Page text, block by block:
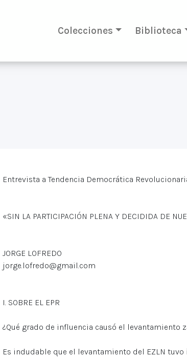
Colecciones Biblioteca
Entrevista a Tendencia Democrática
«SIN LA PARTICIPACIÓN PLENA Y DECIDIDA DE
JORGE LOFREDO
jorge.lofredo@gmail.com
I. SOBRE EL EPR
¿Qué grado de influencia causó el levantamiento
Es indudable que el levantamiento del EZLN